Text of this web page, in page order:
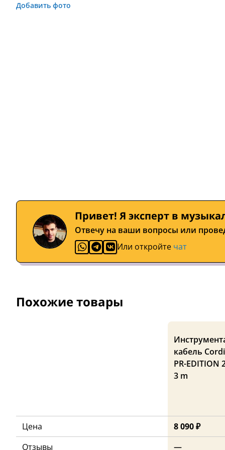
Добавить фото
Привет! Я эксперт в
Отвечу на ваши вопросы или
Или откройте чат
Похожие товары
кабель
PR-EDITION
3 m
Цена
8 090 ₽
Отзывы
—